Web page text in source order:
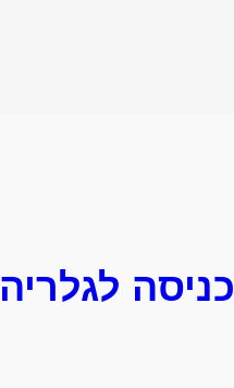
כניסה לגלריה